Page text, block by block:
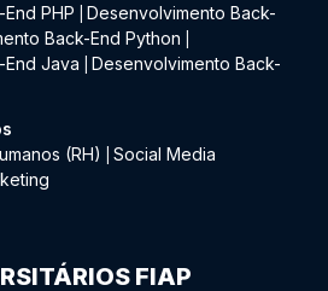
PHP
Desenvolvimento Back-
Back-End Python
Java
Desenvolvimento Back-
(RH)
Social Media
FIAP